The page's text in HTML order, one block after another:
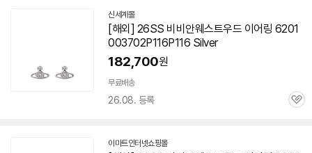
신세계몰
[해외] 26SS 비비안웨스트우드 이어링 6201
003702P116P116 Silver
182,700원
무료배송
26.08. 등록
관
이마트인터넷쇼핑몰